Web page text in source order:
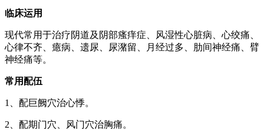
临床运用
现代常用于治疗阴道及阴部瘙痒症、风湿性心脏病、心绞痛、
心律不齐、癔病、遗尿、尿潴留、月经过多、肋间神经痛、臂
神经痛等。
常用配伍
1、配巨阙穴治心悸。
2、配期门穴、风门穴治胸痛。